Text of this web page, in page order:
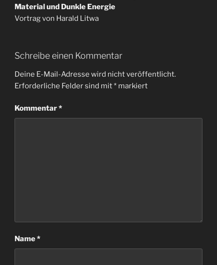
Material und Dunkle Energie
Vortrag von Harald Litwa
Schreibe einen Kommentar
Deine E-Mail-Adresse wird nicht veröffentlicht.
Erforderliche Felder sind mit* markiert
Kommentar*
Name*